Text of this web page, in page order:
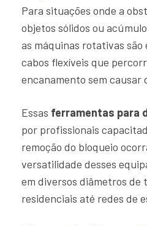
Para situações onde a
objetos sólidos ou
as máquinas rotativas são
cabos flexíveis que
encanamento sem causar
Essas ferramentas para
por profissionais
remoção do bloqueio
versatilidade desses
em diversos diâmetros de
residenciais até redes de